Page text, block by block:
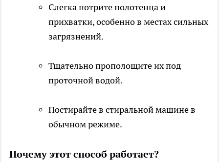
Слегка потрите полотенца и
прихватки, особенно в местах сильных
загрязнений.
Тщательно прополощите их под
проточной водой.
Постирайте в стиральной машине в
обычном режиме.
Почему этот способ работает?